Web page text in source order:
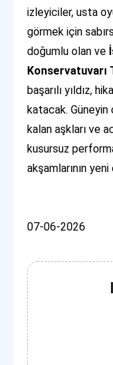
izleyiciler, usta
görmek için
doğumlu olan ve
Konservatuvarı
başarılı yıldız,
katacak. Güneyin
kalan aşkları ve
kusursuz
akşamlarının
07-06-2026